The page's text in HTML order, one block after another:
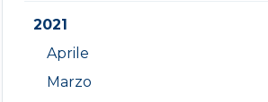
2021
Aprile
Marzo